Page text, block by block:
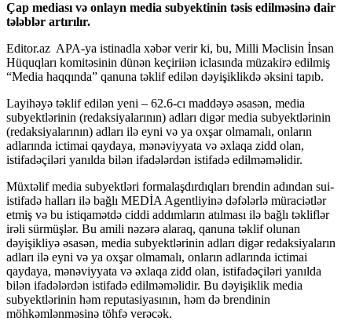
Çap mediası və onlayn media subyektinin təsis edilməsinə dair
tələblər artırılır.
Editor.az APA-ya istinadla xəbər verir ki, bu, Milli Məclisin İnsan
Hüquqları komitəsinin dünən keçiriiən iclasında müzakirə edilmiş
“Media haqqında” qanuna təklif edilən dəyişiklikdə əksini tapıb.
Layihəyə təklif edilən yeni – 62.6-cı maddəyə əsasən, media
subyektlərinin (redaksiyalarının) adları digər media subyektlərinin
(redaksiyalarının) adları ilə eyni və ya oxşar olmamalı, onların
adlarında ictimai qaydaya, mənəviyyata və əxlaqa zidd olan,
istifadəçiləri yanılda bilən ifadələrdən istifadə edilməməlidir.
Müxtəlif media subyektləri formalaşdırdıqları brendin adından sui-
istifadə halları ilə bağlı MEDİA Agentliyinə dəfələrlə müraciətlər
etmiş və bu istiqamətdə ciddi addımların atılması ilə bağlı təkliflər
irəli sürmüşlər. Bu amili nəzərə alaraq, qanuna təklif olunan
dəyişikliyə əsasən, media subyektlərinin adları digər redaksiyaların
adları ilə eyni və ya oxşar olmamalı, onların adlarında ictimai
qaydaya, mənəviyyata və əxlaqa zidd olan, istifadəçiləri yanılda
bilən ifadələrdən istifadə edilməməlidir. Bu dəyişiklik media
subyektlərinin həm reputasiyasının, həm də brendinin
möhkəmlənməsinə töhfə verəcək.